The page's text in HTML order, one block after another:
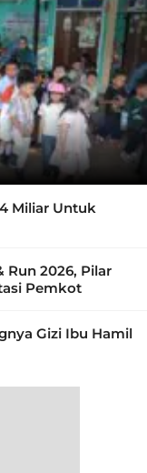
Miliar Untuk
Run 2026, Pilar
Pemkot
Gizi Ibu Hamil